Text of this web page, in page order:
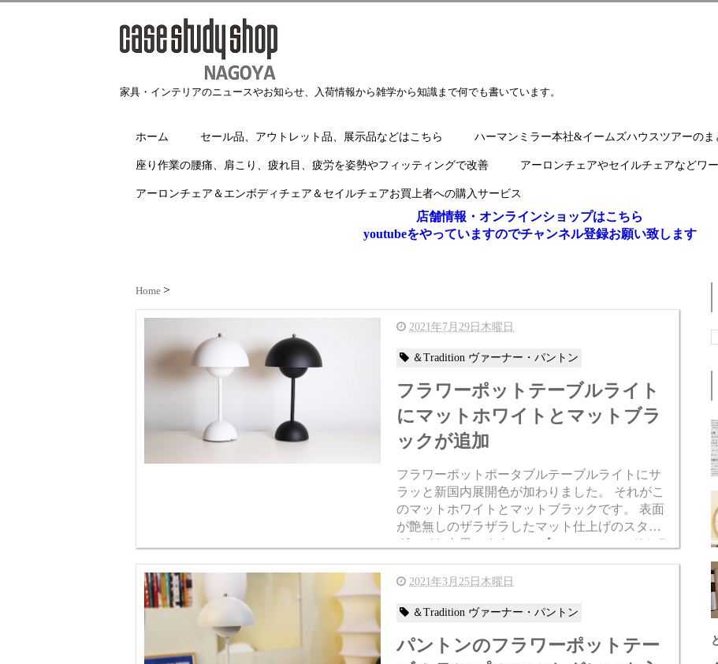
家具・インテリアのニュースやお知らせ、入荷情報から雑学から知識まで何でも書いています。
ホーム セール品、アウトレット品、展示品などはこちら ハーマンミラー本社&イームズハウスツアーのま
座り作業の腰痛、肩こり、疲れ目、疲労を姿勢やフィッティングで改善 アーロンチェアやセイルチェアなどワ
アーロンチェア＆エンボディチェア＆セイルチェアお買上者への購入サービス
店舗情報・オンラインショップはこちら
youtubeをやっていますのでチャンネル登録お願い致します
Home
2021年7月29日木曜日
＆Tradition ヴァーナー・パントン
フラワーポットテーブルライト
にマットホワイトとマットブラ
ックが追加
フラワーポットポータブルテーブルライトにサ
ラッと新国内展開色が加わりました。 それがこ
のマットホワイトとマットブラックです。 表面
が艶無しのザラザラしたマット仕上げのスタン
ダードな白黒ですよ。 >>【&tradition/アンドトラ
ディション】 フラワーポット...
2021年3月25日木曜日
＆Tradition ヴァーナー・パントン
パントンのフラワーポットテー